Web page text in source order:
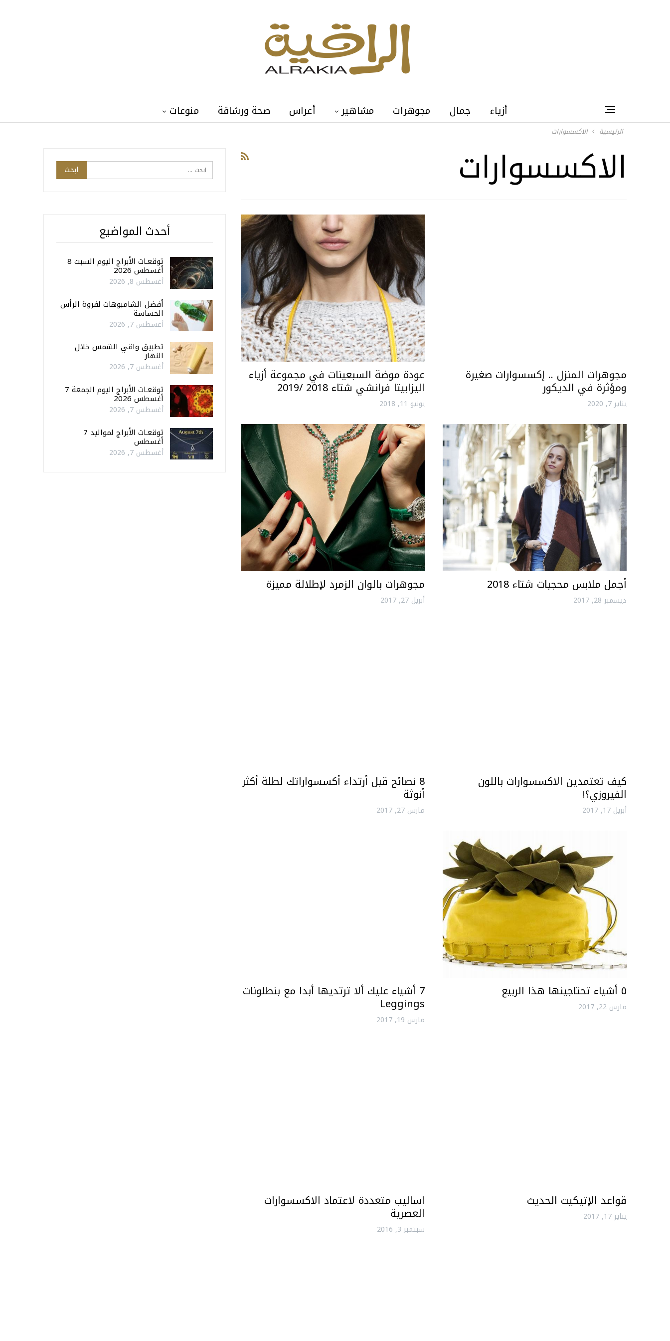
أزياء جمال مجوهرات مشاهير أعراس صحة ورشاقة منوعات
الرئيسية الاكسسوارات
الاكسسوارات
مجوهرات المنزل .. إكسسوارات صغيرة
ومؤثرة في الديكور
يناير 7, 2020
عودة موضة السبعينات في مجموعة أزياء
اليزابيتا فرانشي شتاء 2018 /2019
يونيو 11, 2018
أجمل ملابس محجبات شتاء 2018
ديسمبر 28, 2017
مجوهرات بالوان الزمرد لإطلالة مميزة
أبريل 27, 2017
كيف تعتمدين الاكسسوارات باللون
الفيروزي؟!
أبريل 17, 2017
8 نصائح قبل أرتداء أكسسواراتك لطلة أكثر
أنوثة
مارس 27, 2017
٥ أشياء تحتاجينها هذا الربيع
مارس 22, 2017
7 أشياء عليك ألا ترتديها أبدا مع بنطلونات
Leggings
مارس 19, 2017
قواعد الإتيكيت الحديث
يناير 17, 2017
اساليب متعددة لاعتماد الاكسسوارات
العصرية
سبتمبر 3, 2016
أحدث المواضيع
توقعـات الأبراج اليوم السبت 8
أغسطس 2026
أغسطس 8, 2026
أفضل الشامبوهات لفروة الرأس
الحساسة
أغسطس 7, 2026
تطبيق واقي الشمس خلال
النهار
أغسطس 7, 2026
توقعـات الأبراج اليوم الجمعة 7
أغسطس 2026
أغسطس 7, 2026
توقعـات الأبراج لمواليد 7
أغسطس
أغسطس 7, 2026